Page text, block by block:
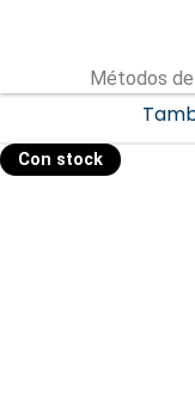
Métodos
Con stock